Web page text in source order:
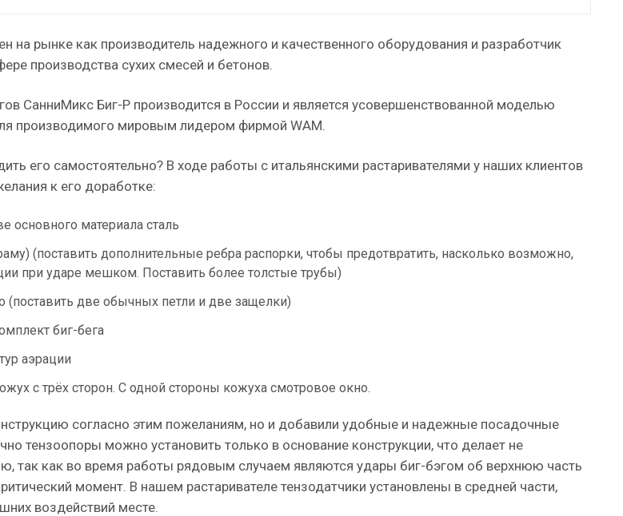
на рынке как производитель надежного и качественного оборудования и разработчик
производства сухих смесей и бетонов.
СанниМикс Биг-Р производится в России и является усовершенствованной моделью
производимого мировым лидером фирмой WAM.
его самостоятельно? В ходе работы с итальянскими растаривателями у наших клиентов
к его доработке:
основного материала сталь
(поставить дополнительные ребра распорки, чтобы предотвратить, насколько возможно,
при ударе мешком. Поставить более толстые трубы)
(поставить две обычных петли и две защелки)
биг-бега
аэрации
с трёх сторон. С одной стороны кожуха смотровое окно.
согласно этим пожеланиям, но и добавили удобные и надежные посадочные
тензоопоры можно установить только в основание конструкции, что делает не
так как во время работы рядовым случаем являются удары биг-бэгом об верхнюю часть
момент. В нашем растаривателе тензодатчики установлены в средней части,
воздействий месте.